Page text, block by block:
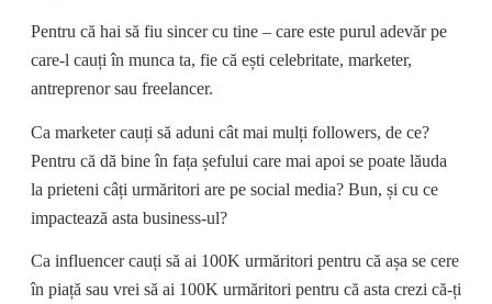
Pentru că hai să fiu sincer cu tine – care este purul adevăr pe
care-l cauți în munca ta, fie că ești celebritate, marketer,
antreprenor sau freelancer.
Ca marketer cauți să aduni cât mai mulți followers, de ce?
Pentru că dă bine în fața șefului care mai apoi se poate lăuda
la prieteni câți urmăritori are pe social media? Bun, și cu ce
impactează asta business-ul?
Ca influencer cauți să ai 100K urmăritori pentru că așa se cere
în piață sau vrei să ai 100K urmăritori pentru că asta crezi că-ți